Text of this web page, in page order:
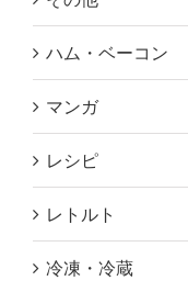
ハム・ベーコン
マンガ
レシピ
レトルト
冷凍・冷蔵